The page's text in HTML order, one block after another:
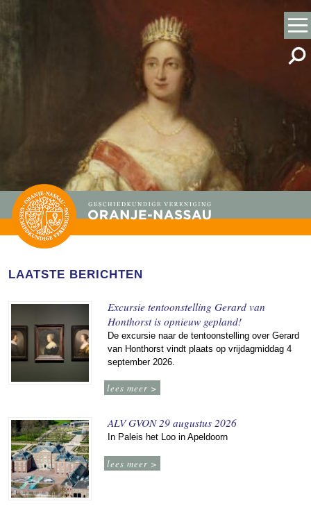
LAATSTE BERICHTEN
Excursie tentoonstelling Gerard van
Honthorst is opnieuw gepland!
De excursie naar de tentoonstelling over Gerard
van Honthorst vindt plaats op vrijdagmiddag 4
september 2026.
lees meer >
ALV GVON 29 augustus 2026
In Paleis het Loo in Apeldoorn
lees meer >